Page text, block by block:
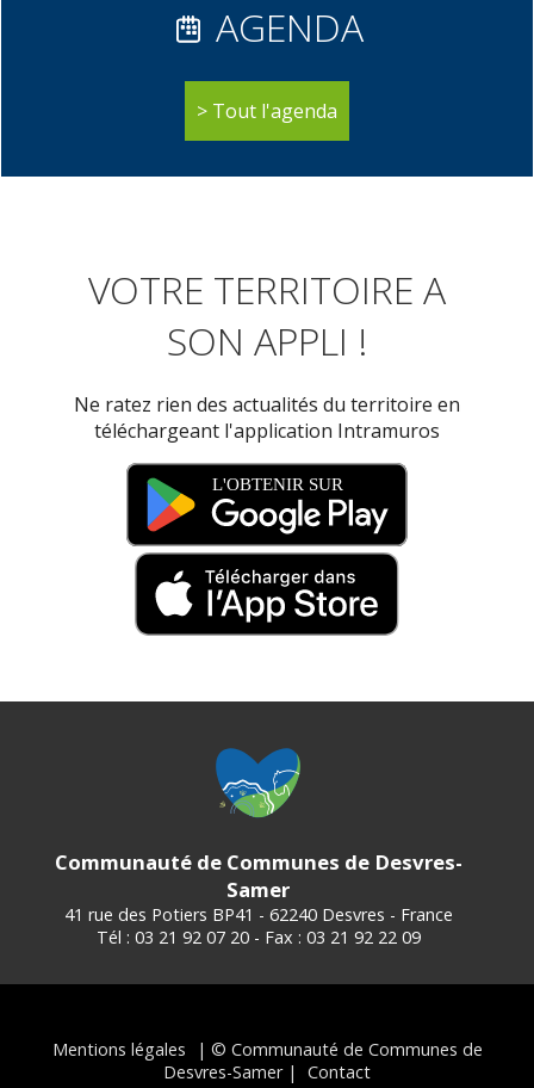
AGENDA
Tout l'agenda
VOTRE TERRITOIRE A
SON APPLI !
Ne ratez rien des actualités du territoire en
téléchargeant l'application Intramuros
Communauté de Communes de Desvres-
Samer
41 rue des Potiers BP41 - 62240 Desvres - France
Tél : 03 21 92 07 20 - Fax : 03 21 92 22 09
Mentions légales
| © Communauté de Communes de
Desvres-Samer |
Contact